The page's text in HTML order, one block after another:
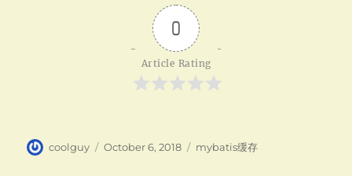
0
Article Rating
Author
coolguy
Posted
October 6, 2018 Categories
mybatis缓存